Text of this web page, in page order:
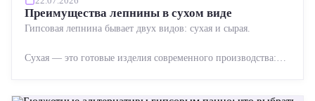
Преимущества лепнины в сухом виде
Гипсовая лепнина бывает двух видов: сухая и сырая.
Сухая — это готовые изделия современного производства: